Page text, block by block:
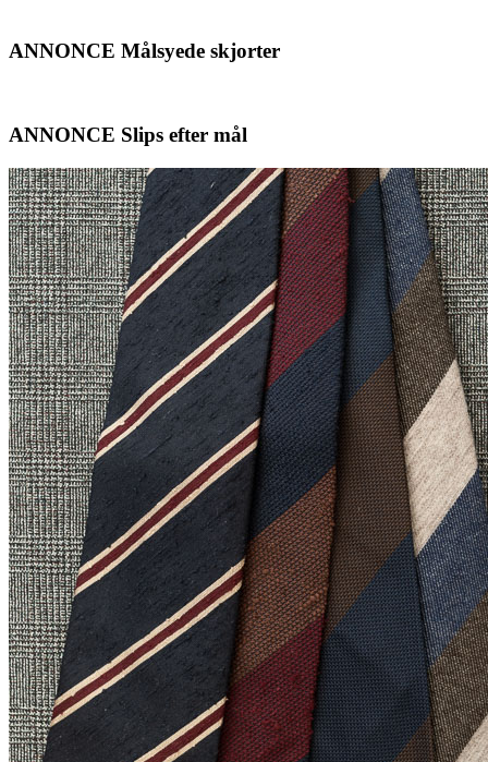
ANNONCE Målsyede skjorter
ANNONCE Slips efter mål